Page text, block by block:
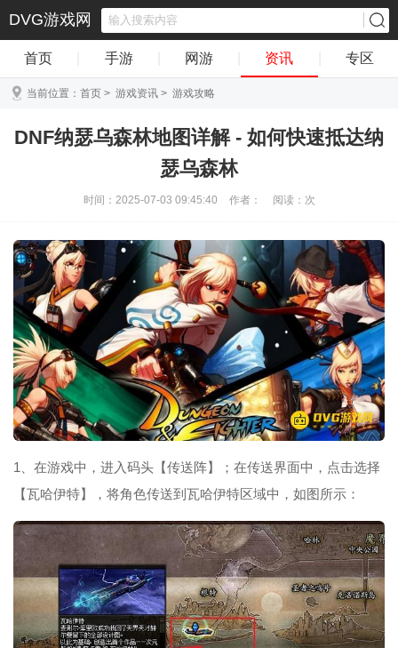
DVG游戏网
首页 手游 网游 资讯 专区
当前位置： 首页 > 游戏资讯 > 游戏攻略
DNF纳瑟乌森林地图详解 - 如何快速抵达纳
瑟乌森林
时间：2025-07-03 09:45:40 作者： 阅读： 次
1、在游戏中，进入码头【传送阵】；在传送界面中，点击选择
【瓦哈伊特】，将角色传送到瓦哈伊特区域中，如图所示：